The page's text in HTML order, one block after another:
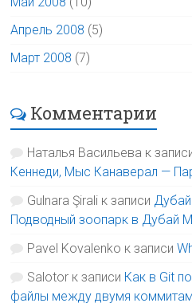
Апрель 2008 (5)
Март 2008 (7)
Комментарии
Наталья Васильева к
Кеннеди, Мыс Канаверал —
Gulnara Şirali к записи
Подводный зоопарк в Дубай
Pavel Kovalenko к записи
Salotor к записи Как в Git
файлы между двумя